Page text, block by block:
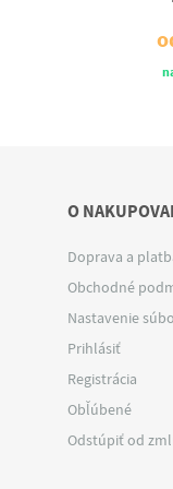
O
Doprava a
Obchodné
Nastavenie
Prihlásiť
Registrácia
Obľúbené
Odstúpiť od